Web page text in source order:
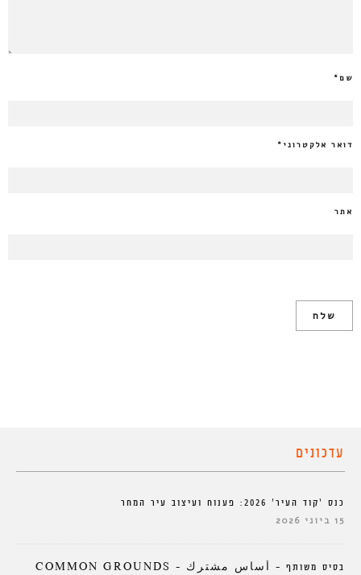
שם*
דואר אלקטרוני *
אתר
עדכונים
כנס ‘קוד העיר’ 2026: פענוח ועיצוב עיר המחר
15 ביוני 2026
בסיס משותף – أساس مشترك – COMMON GROUNDS